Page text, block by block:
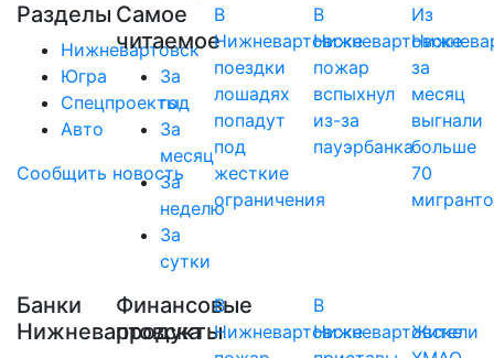
Разделы
Нижневартовск
Югра
Спецпроекты
Авто
Сообщить новость
Самое
читаемое
За
год
За
месяц
За
неделю
За
сутки
В
Нижневартовске
поездки
лошадях
попадут
под
жесткие
ограничения
В
Нижневартовске
пожар
вспыхнул
из-за
пауэрбанка
Из
за
месяц
выгнали
больше
70
Банки
Нижневартовска
Финансовые
продукты
В
Нижневартовске
В
Нижневартовске
Жители